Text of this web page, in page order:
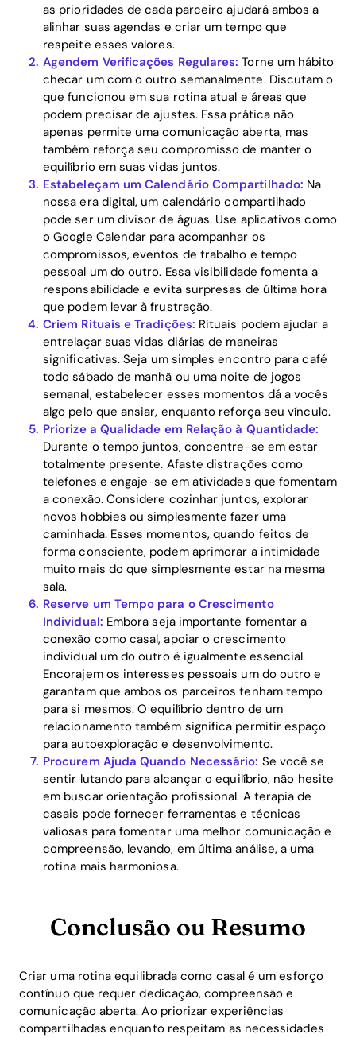
Home
Blog
Download
as prioridades de cada parceiro ajudará ambos a
alinhar suas agendas e criar um tempo que
respeite esses valores.
Agendem Verificações Regulares: Torne um hábito
checar um com o outro semanalmente. Discutam o
que funcionou em sua rotina atual e áreas que
podem precisar de ajustes. Essa prática não
apenas permite uma comunicação aberta, mas
também reforça seu compromisso de manter o
equilíbrio em suas vidas juntos.
Estabeleçam um Calendário Compartilhado: Na
nossa era digital, um calendário compartilhado
pode ser um divisor de águas. Use aplicativos como
o Google Calendar para acompanhar os
compromissos, eventos de trabalho e tempo
pessoal um do outro. Essa visibilidade fomenta a
responsabilidade e evita surpresas de última hora
que podem levar à frustração.
Criem Rituais e Tradições: Rituais podem ajudar a
entrelaçar suas vidas diárias de maneiras
significativas. Seja um simples encontro para café
todo sábado de manhã ou uma noite de jogos
semanal, estabelecer esses momentos dá a vocês
algo pelo que ansiar, enquanto reforça seu vínculo.
Priorize a Qualidade em Relação à Quantidade:
Durante o tempo juntos, concentre-se em estar
totalmente presente. Afaste distrações como
telefones e engaje-se em atividades que fomentam
a conexão. Considere cozinhar juntos, explorar
novos hobbies ou simplesmente fazer uma
caminhada. Esses momentos, quando feitos de
forma consciente, podem aprimorar a intimidade
muito mais do que simplesmente estar na mesma
sala.
Reserve um Tempo para o Crescimento
Individual: Embora seja importante fomentar a
conexão como casal, apoiar o crescimento
individual um do outro é igualmente essencial.
Encorajem os interesses pessoais um do outro e
garantam que ambos os parceiros tenham tempo
para si mesmos. O equilíbrio dentro de um
relacionamento também significa permitir espaço
para autoexploração e desenvolvimento.
Procurem Ajuda Quando Necessário: Se você se
sentir lutando para alcançar o equilíbrio, não hesite
em buscar orientação profissional. A terapia de
casais pode fornecer ferramentas e técnicas
valiosas para fomentar uma melhor comunicação e
compreensão, levando, em última análise, a uma
rotina mais harmoniosa.
Conclusão ou Resumo
Criar uma rotina equilibrada como casal é um esforço
contínuo que requer dedicação, compreensão e
comunicação aberta. Ao priorizar experiências
compartilhadas enquanto respeitam as necessidades